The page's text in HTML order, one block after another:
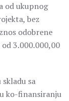
od ukupnog
bez
odobrene
3.000.000,00
sa
ko-finansiranju